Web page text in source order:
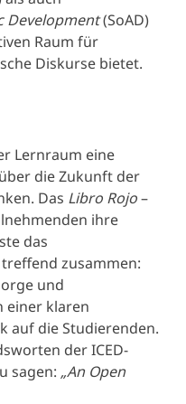
Development(SoAD)
Raum für
Diskurse bietet.
Lernraum eine
die Zukunft der
Das Libro Rojo–
ihre
das
zusammen:
und
einer klaren
auf die Studierenden.
der ICED-
sagen: „An Open